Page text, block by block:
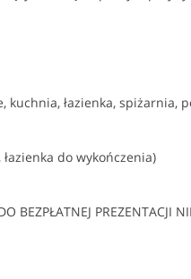
kuchnia, łazienka, spiżarnia,
do wykończenia)
BEZPŁATNEJ PREZENTACJI